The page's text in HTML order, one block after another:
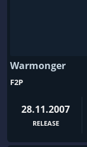
Warmonger
F2P
28.11.2007
RELEASE